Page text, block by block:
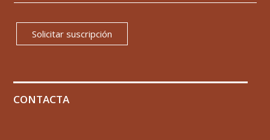
Solicitar suscripción
CONTACTA